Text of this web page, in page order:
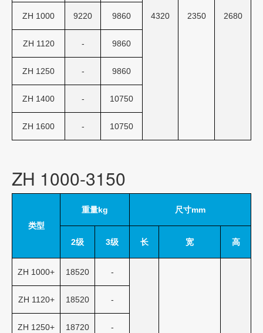
4320 2350 2680
ZH 1000 9220 9860
ZH 1120 - 9860
ZH 1250 - 9860
ZH 1400 - 10750
ZH 1600 - 10750
ZH 1000-3150
类型
重量kg 尺寸mm
2级 3级 长 宽 高
ZH 1000+ 18520 -
ZH 1120+ 18520 -
ZH 1250+ 18720 -